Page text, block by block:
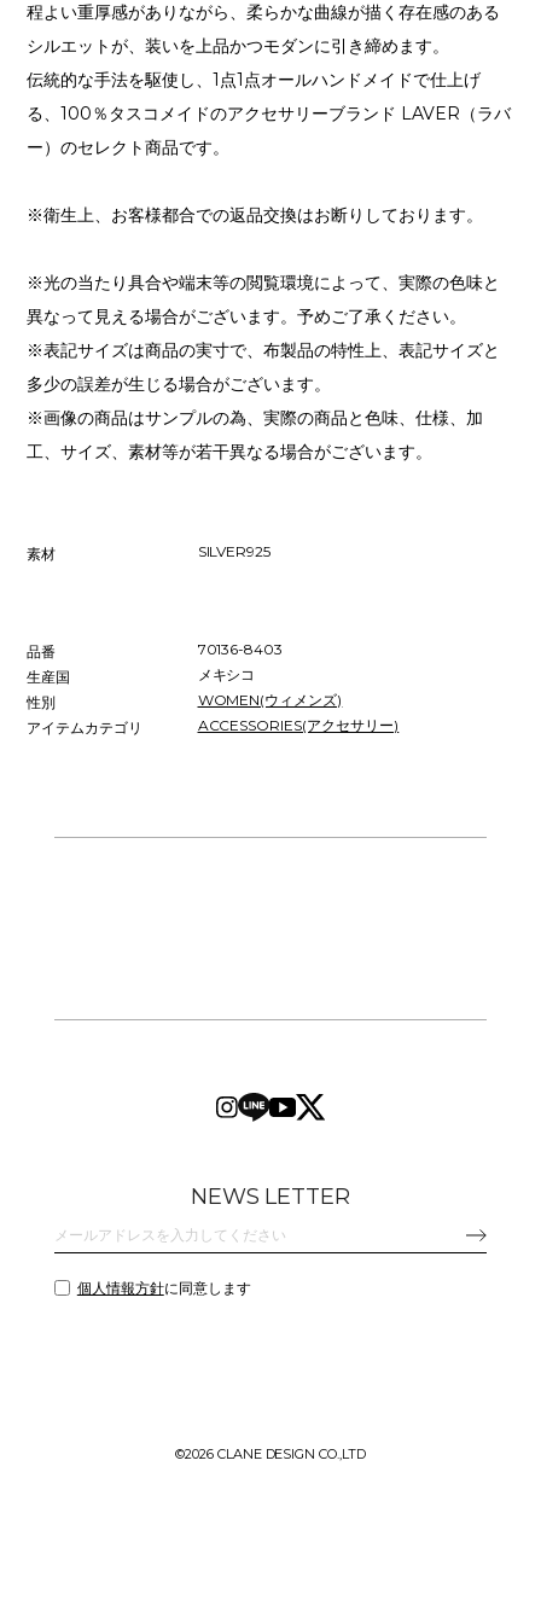
程よい重厚感がありながら、柔らかな曲線が描く存在感のある
シルエットが、装いを上品かつモダンに引き締めます。
伝統的な手法を駆使し、1点1点オールハンドメイドで仕上げ
る、100％タスコメイドのアクセサリーブランド LAVER（ラバ
ー）のセレクト商品です。
※衛生上、お客様都合での返品交換はお断りしております。
※光の当たり具合や端末等の閲覧環境によって、実際の色味と
異なって見える場合がございます。予めご了承ください。
※表記サイズは商品の実寸で、布製品の特性上、表記サイズと
多少の誤差が生じる場合がございます。
※画像の商品はサンプルの為、実際の商品と色味、仕様、加
工、サイズ、素材等が若干異なる場合がございます。
素材 SILVER925
品番
70136-8403
生産国
メキシコ
性別
WOMEN(ウィメンズ)
アイテムカテゴリ
ACCESSORIES(アクセサリー)
NEWS LETTER
個人情報方針に同意します
©2026 CLANE DESIGN CO.,LTD